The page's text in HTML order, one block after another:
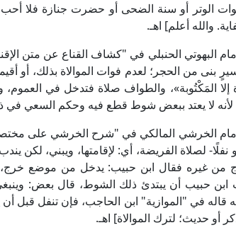
الوتر أو سنة الضحى أو حضرت جنازة فلا
والله أعلم] اهـ.
بنى من الحجر؛ لعدم فوات الموالاة بذلك، أو
إلا المَكْتُوبة»، والطواف صلاة فتدخل في
لا يعتد ببعض شوط قطع فيه وحكم السعي في
نفلًا- لصلاة الفريضة، أي: لإقامتها، ويبني،
من غيره فقال ابن حبيب: يدخل من موضع خرج،
حبيب أن يبتدئ ذلك الشوط، قال بعض:
قاله في "الموازية" ابن الحاجب، فإن تنفل قبل
أو حديث؛ لترك الموالاة] اهـ.